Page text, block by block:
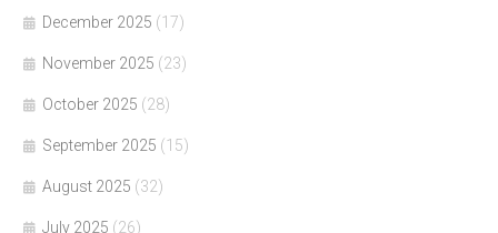
December 2025 (17)
November 2025 (23)
October 2025 (28)
September 2025 (15)
August 2025 (32)
July 2025 (26)